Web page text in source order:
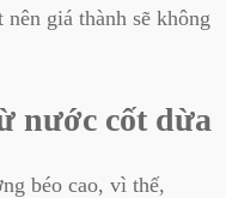
giá thành sẽ không
nước cốt dừa
béo cao, vì thế,